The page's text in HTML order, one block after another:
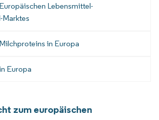
Lebensmittel-
Marktes
in Europa
Europa
zum europäischen